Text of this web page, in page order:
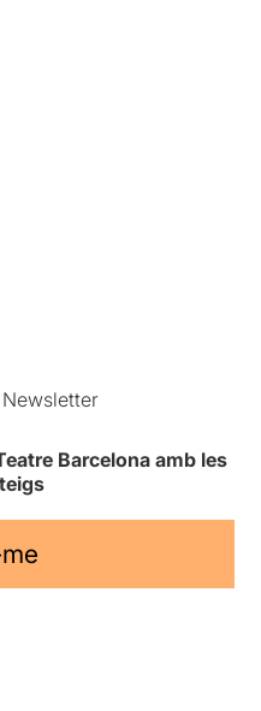
Barcelona amb les